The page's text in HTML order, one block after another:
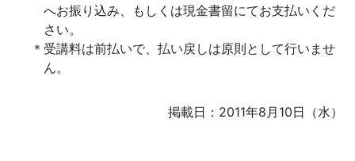
へお振り込み、もしくは現金書留にてお支払いくだ
さい。
受講料は前払いで、払い戻しは原則として行いませ
ん。
掲載日：2011年8月10日（水）